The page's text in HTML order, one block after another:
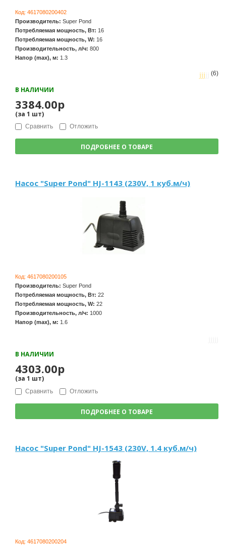
Код: 4617080200402
Производитель: Super Pond
Потребляемая мощность, Вт: 16
Потребляемая мощность, W: 16
Производительность, л/ч: 800
Напор (max), м: 1.3
(6)
В НАЛИЧИИ
3384.00р
(за 1 шт)
Сравнить Отложить
ПОДРОБНЕЕ О ТОВАРЕ
Насос "Super Pond" HJ-1143 (230V, 1 куб.м/ч)
Код: 4617080200105
Производитель: Super Pond
Потребляемая мощность, Вт: 22
Потребляемая мощность, W: 22
Производительность, л/ч: 1000
Напор (max), м: 1.6
В НАЛИЧИИ
4303.00р
(за 1 шт)
Сравнить Отложить
ПОДРОБНЕЕ О ТОВАРЕ
Насос "Super Pond" HJ-1543 (230V, 1.4 куб.м/ч)
Код: 4617080200204